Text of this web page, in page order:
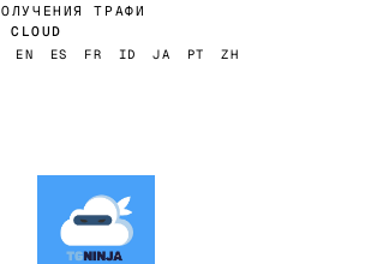
ТРАФИ
EN ES FR ID JA PT ZH